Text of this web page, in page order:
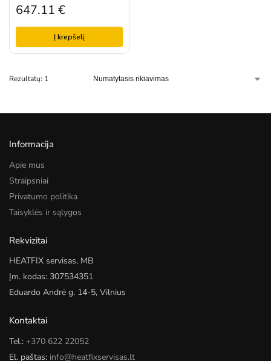
647.11 €
Į krepšelį
Rezultatų: 1
Informacija
Apie mus
Straipsniai
Privatumo politika
Taisyklės ir sąlygos
Rekvizitai
HEATFIX servisas, MB
Įm. kodas: 307534351
Eduardo Andrė g. 14-5, Vilnius
Kontaktai
Tel.: +370 622 22052
El. paštas: info@heatfixservisas.lt